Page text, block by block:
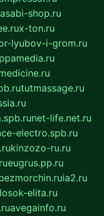
shop.ru
x-ton.ru
lyubov-i-grom.ru
tutmassage.ru
net-life.net.ru
electro.spb.ru
kinzozo-ru.ru
eugrus.pp.ru
ia2.ru
elita.ru
avegainfo.ru